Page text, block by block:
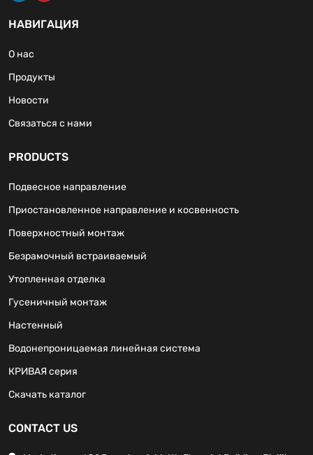
НАВИГАЦИЯ
О нас
Продукты
Новости
Связаться с нами
PRODUCTS
Подвесное направление
Приостановленное направление и косвенность
Поверхностный монтаж
Безрамочный встраиваемый
Утопленная отделка
Гусеничный монтаж
Настенный
Водонепроницаемая линейная система
КРИВАЯ серия
Скачать каталог
CONTACT US